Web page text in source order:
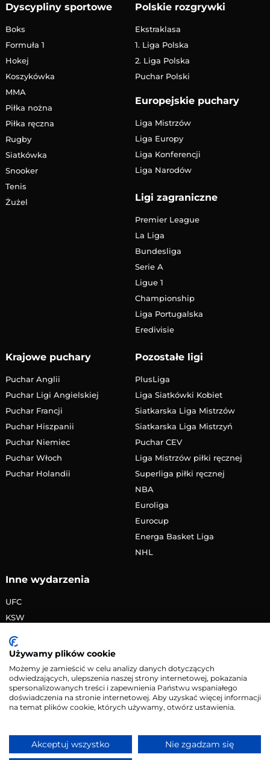
Dyscypliny sportowe
Boks
Formuła 1
Hokej
Koszykówka
MMA
Piłka nożna
Piłka ręczna
Rugby
Siatkówka
Snooker
Tenis
Żużel
Polskie rozgrywki
Ekstraklasa
1. Liga Polska
2. Liga Polska
Puchar Polski
Europejskie puchary
Liga Mistrzów
Liga Europy
Liga Konferencji
Liga Narodów
Ligi zagraniczne
Premier League
La Liga
Bundesliga
Serie A
Ligue 1
Championship
Liga Portugalska
Eredivisie
Krajowe puchary
Puchar Anglii
Puchar Ligi Angielskiej
Puchar Francji
Puchar Hiszpanii
Puchar Niemiec
Puchar Włoch
Puchar Holandii
Pozostałe ligi
PlusLiga
Liga Siatkówki Kobiet
Siatkarska Liga Mistrzów
Siatkarska Liga Mistrzyń
Puchar CEV
Liga Mistrzów piłki ręcznej
Superliga piłki ręcznej
NBA
Euroliga
Eurocup
Energa Basket Liga
NHL
Inne wydarzenia
UFC
KSW
PRIME MMA
Żużlowa Ekstraliga
Speedway Grand Prix
Skoki narciarskie
Kontakt•Reklama• Polityka prywatności
Używamy plików cookie
Możemy je zamieścić w celu analizy danych dotyczących
odwiedzających, ulepszenia naszej strony internetowej, pokazania
spersonalizowanych treści i zapewnienia Państwu wspaniałego
doświadczenia na stronie internetowej. Aby uzyskać więcej informacji
na temat plików cookie, których używamy, otwórz ustawienia.
Akceptuj wszystko Nie zgadzam się